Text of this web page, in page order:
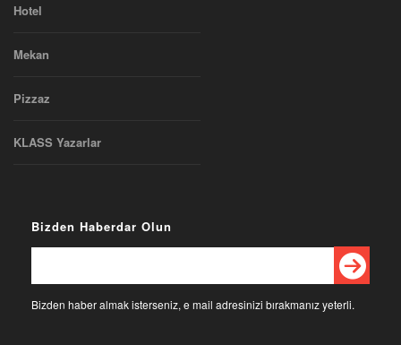
Hotel
Mekan
Pizzaz
KLASS Yazarlar
Bizden Haberdar Olun
Bizden haber almak isterseniz, e mail adresinizi bırakmanız yeterli.